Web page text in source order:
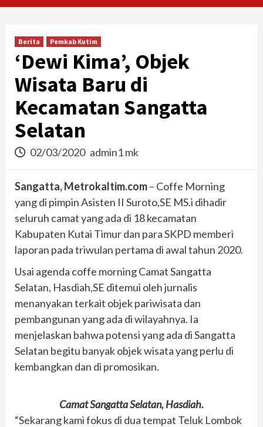
Berita Pemkab Kutim
‘Dewi Kima’, Objek
Wisata Baru di
Kecamatan Sangatta
Selatan
02/03/2020 admin1 mk
Sangatta, Metrokaltim.com– Coffe Morning
yang di pimpin Asisten II Suroto,SE MS.i dihadir
seluruh camat yang ada di 18 kecamatan
Kabupaten Kutai Timur dan para SKPD memberi
laporan pada triwulan pertama di awal tahun 2020.
Usai agenda coffe morning Camat Sangatta
Selatan, Hasdiah,SE ditemui oleh jurnalis
menanyakan terkait objek pariwisata dan
pembangunan yang ada di wilayahnya. Ia
menjelaskan bahwa potensi yang ada di Sangatta
Selatan begitu banyak objek wisata yang perlu di
kembangkan dan di promosikan.
Camat Sangatta Selatan, Hasdiah.
“Sekarang kami fokus di dua tempat Teluk Lombok